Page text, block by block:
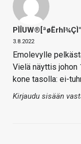
3.8.2022
Emolevylle
Vielä näyttis johon
kone tasolla: ei-
Kirjaudu sisään